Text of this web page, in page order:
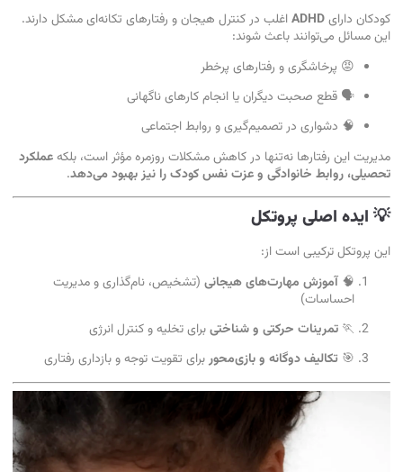
کودکان دارایADHDاغلب در کنترل هیجان و رفتارهای تکانه‌ای مشکل دارند.
این مسائل می‌توانند باعث شوند:
😡 پرخاشگری و رفتارهای پرخطر
🗣 قطع صحبت دیگران یا انجام کارهای ناگهانی
🧠 دشواری در تصمیم‌گیری و روابط اجتماعی
مدیریت این رفتارها نه‌تنها در کاهش مشکلات روزمره مؤثر است، بلکهعملکرد
تحصیلی، روابط خانوادگی و عزت نفس کودک را نیز بهبود می‌دهد.
💡 ایده اصلی پروتکل
این پروتکل ترکیبی است از:
🧠 آموزش مهارت‌های هیجانی (تشخیص، نام‌گذاری و مدیریت
احساسات)
🏃 تمرینات حرکتی و شناختیبرای تخلیه و کنترل انرژی
🎯 تکالیف دوگانه و بازی‌محوربرای تقویت توجه و بازداری رفتاری